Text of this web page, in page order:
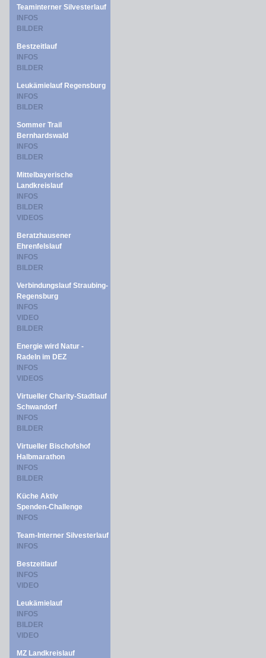
Teaminterner Silvesterlauf
INFOS
BILDER
Bestzeitlauf
INFOS
BILDER
Leukämielauf Regensburg
INFOS
BILDER
Sommer Trail
Bernhardswald
INFOS
BILDER
Mittelbayerische
Landkreislauf
INFOS
BILDER
VIDEOS
Beratzhausener
Ehrenfelslauf
INFOS
BILDER
Verbindungslauf Straubing-
Regensburg
INFOS
VIDEO
BILDER
Energie wird Natur -
Radeln im DEZ
INFOS
VIDEOS
Virtueller Charity-Stadtlauf
Schwandorf
INFOS
BILDER
Virtueller Bischofshof
Halbmarathon
INFOS
BILDER
Küche Aktiv
Spenden-Challenge
INFOS
Team-Interner Silvesterlauf
INFOS
Bestzeitlauf
INFOS
VIDEO
Leukämielauf
INFOS
BILDER
VIDEO
MZ Landkreislauf